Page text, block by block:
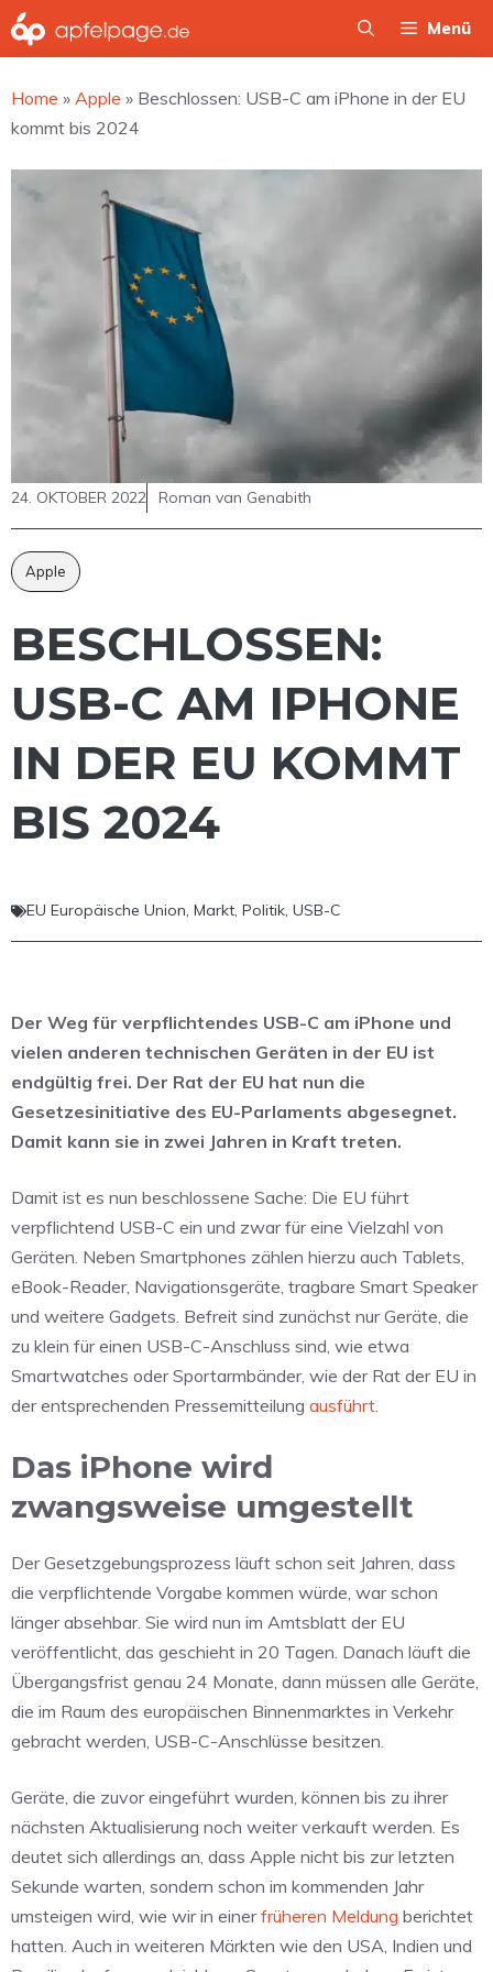
Zum
Inhalt
Menü
Home » Apple » Beschlossen: USB-C am iPhone in der EU
kommt bis 2024
24. OKTOBER 2022 Roman van Genabith
Apple
BESCHLOSSEN:
USB-C AM IPHONE
IN DER EU KOMMT
BIS 2024
EU Europäische Union, Markt, Politik, USB-C
Der Weg für verpflichtendes USB-C am iPhone und
vielen anderen technischen Geräten in der EU ist
endgültig frei. Der Rat der EU hat nun die
Gesetzesinitiative des EU-Parlaments abgesegnet.
Damit kann sie in zwei Jahren in Kraft treten.
Damit ist es nun beschlossene Sache: Die EU führt
verpflichtend USB-C ein und zwar für eine Vielzahl von
Geräten. Neben Smartphones zählen hierzu auch Tablets,
eBook-Reader, Navigationsgeräte, tragbare Smart Speaker
und weitere Gadgets. Befreit sind zunächst nur Geräte, die
zu klein für einen USB-C-Anschluss sind, wie etwa
Smartwatches oder Sportarmbänder, wie der Rat der EU in
der entsprechenden Pressemitteilung ausführt.
Das iPhone wird
zwangsweise umgestellt
Der Gesetzgebungsprozess läuft schon seit Jahren, dass
die verpflichtende Vorgabe kommen würde, war schon
länger absehbar. Sie wird nun im Amtsblatt der EU
veröffentlicht, das geschieht in 20 Tagen. Danach läuft die
Übergangsfrist genau 24 Monate, dann müssen alle Geräte,
die im Raum des europäischen Binnenmarktes in Verkehr
gebracht werden, USB-C-Anschlüsse besitzen.
Geräte, die zuvor eingeführt wurden, können bis zu ihrer
nächsten Aktualisierung noch weiter verkauft werden. Es
deutet sich allerdings an, dass Apple nicht bis zur letzten
Sekunde warten, sondern schon im kommenden Jahr
umsteigen wird, wie wir in einerfrüheren Meldung berichtet
hatten. Auch in weiteren Märkten wie den USA, Indien und